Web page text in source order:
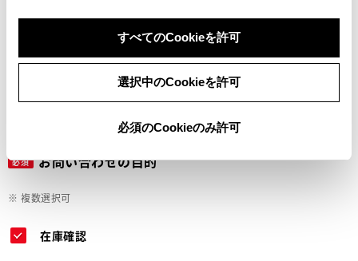
すべてのCookieを許可
選択中のCookieを許可
必須のCookieのみ許可
メールアドレス
必須 お問い合わせの目的
※ 複数選択可
在庫確認